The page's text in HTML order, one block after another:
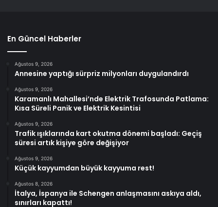
En Güncel Haberler
Ağustos 9, 2026
Annesine yaptığı sürpriz milyonları duygulandırdı
Ağustos 9, 2026
Karamanlı Mahallesi’nde Elektrik Trafosunda Patlama:
Kısa Süreli Panik ve Elektrik Kesintisi
Ağustos 9, 2026
Trafik ışıklarında kart okutma dönemi başladı: Geçiş
süresi artık kişiye göre değişiyor
Ağustos 9, 2026
Küçük kayyumdan büyük kayyuma rest!
Ağustos 8, 2026
İtalya, İspanya ile Schengen anlaşmasını askıya aldı,
sınırları kapattı!